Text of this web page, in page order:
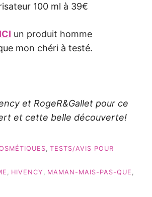
100 ml à 39€
ICI un produit homme
mon chéri à testé.
et RogeR&Gallet pour ce
et cette belle découverte!
, TESTS/AVIS POUR
HIVENCY MAMAN-MAIS-PAS-QUE